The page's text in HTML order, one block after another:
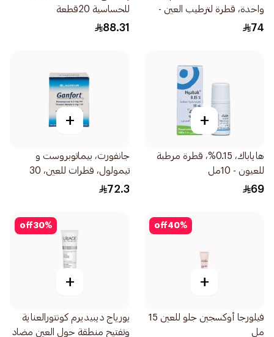
واحدة، قطرة لترطيب العين -
30قطعة
74
للحساسية 20قطعة
88.31
+
هاياباك، 0.15%، قطرة مرطبة
للعيون - 10مل
69
+
جانفورت، بيماتوبروست و
تيمولول، قطرات للعين، 30
جرعة 0.4مل
72.3
40%
off
+
فيلورجا أوكسجين جلو للعين 15
مل
30%
off
+
يورياج ديبيديرم كونتورالعناية
وتفتيح منطقة حول العين مضاد